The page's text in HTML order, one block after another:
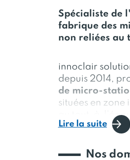
Spécialiste de
fabrique des
non reliées au
innoclair
depuis 2014,
de micro-
situées en zone
au tout-à-
Nos stations
Lire la suite
Nos